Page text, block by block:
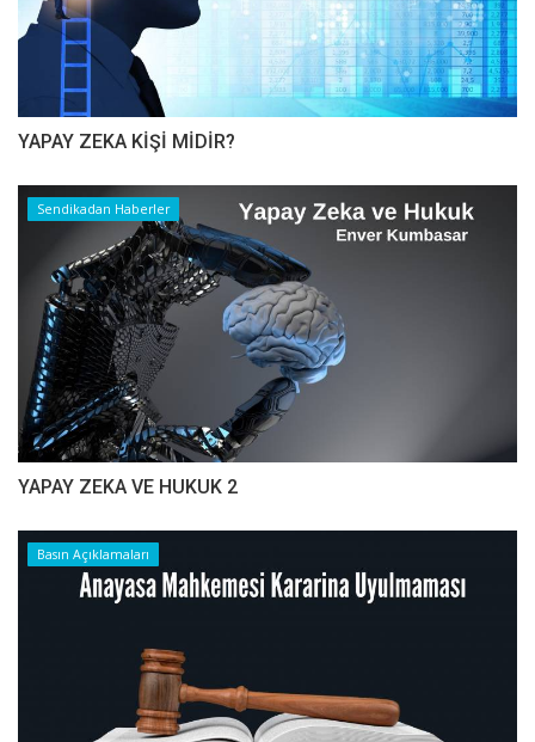
YAPAY ZEKA KİŞİ MİDİR?
Sendikadan Haberler
YAPAY ZEKA VE HUKUK 2
Basın Açıklamaları